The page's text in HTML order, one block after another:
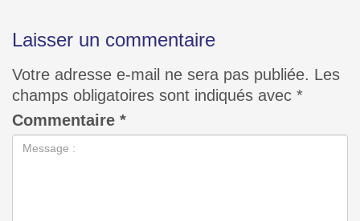
Laisser un commentaire
Votre adresse e-mail ne sera pas publiée. Les
champs obligatoires sont indiqués avec *
Commentaire *